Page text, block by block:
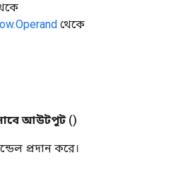
থেকে
আউটপুট ()
প্রদান করে।